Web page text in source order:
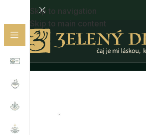
Skip to navigation
Skip to main content
Domů
Příslušenství/Sítka/